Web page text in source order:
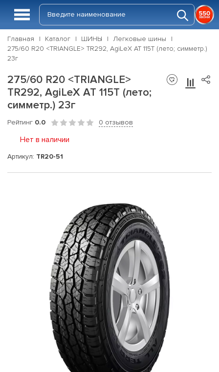
Главная Каталог ШИНЫ
Легковые шины
275/60 R20 <TRIANGLE> TR292, AgiLeX AT 115T (лето; симметр.)
23г
275/60 R20 <TRIANGLE>
TR292, AgiLeX AT 115T (лето;
симметр.) 23г
Рейтинг 0.0 0 отзывов
Нет в наличии
Артикул: TR20-51